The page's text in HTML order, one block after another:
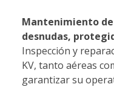
Mantenimiento de
desnudas,
Inspección y
KV, tanto aéreas
garantizar su